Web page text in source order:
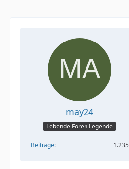
may24
Lebende Foren Legende
Beiträge 1.235